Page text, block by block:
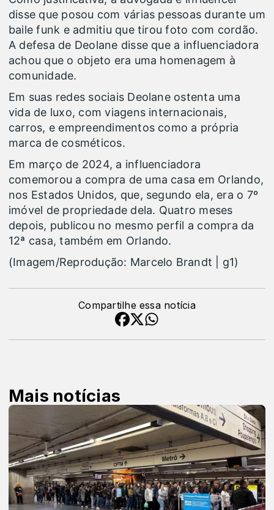
disse que posou com várias pessoas durante um
baile funk e admitiu que tirou foto com cordão.
A defesa de Deolane disse que a influenciadora
achou que o objeto era uma homenagem à
comunidade.
Em suas redes sociais Deolane ostenta uma
vida de luxo, com viagens internacionais,
carros, e empreendimentos como a própria
marca de cosméticos.
Em março de 2024, a influenciadora
comemorou a compra de uma casa em Orlando,
nos Estados Unidos, que, segundo ela, era o 7º
imóvel de propriedade dela. Quatro meses
depois, publicou no mesmo perfil a compra da
12ª casa, também em Orlando.
(Imagem/Reprodução: Marcelo Brandt | g1)
Compartilhe essa notícia
Mais notícias